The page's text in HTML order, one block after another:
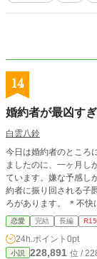
14
婚約者が最凶す
白雲八鈴
今日は婚約者のところ
ましたのに、一ヶ月しか無かった私の平
ています。嫌な予感しかしませんわ。 最凶すぎ
約者に振り回される子爵令嬢の私の話。 ＊幼
ろがあります。 ＊不
の目は節穴ですので、誤字脱字がありま
投稿。
恋愛 完結 長編 R15
24h.ポイント 0pt
小説 228,891 位 /